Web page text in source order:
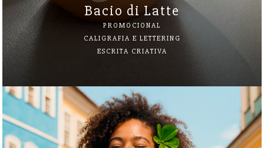
Bacio di Latte
PROMOCIONAL
CALIGRAFIA E LETTERING
ESCRITA CRIATIVA